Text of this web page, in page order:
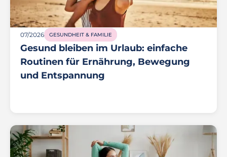
07/2026 GESUNDHEIT & FAMILIE
Gesund bleiben im Urlaub: einfache
Routinen für Ernährung, Bewegung
und Entspannung